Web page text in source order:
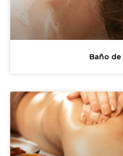
Baño de